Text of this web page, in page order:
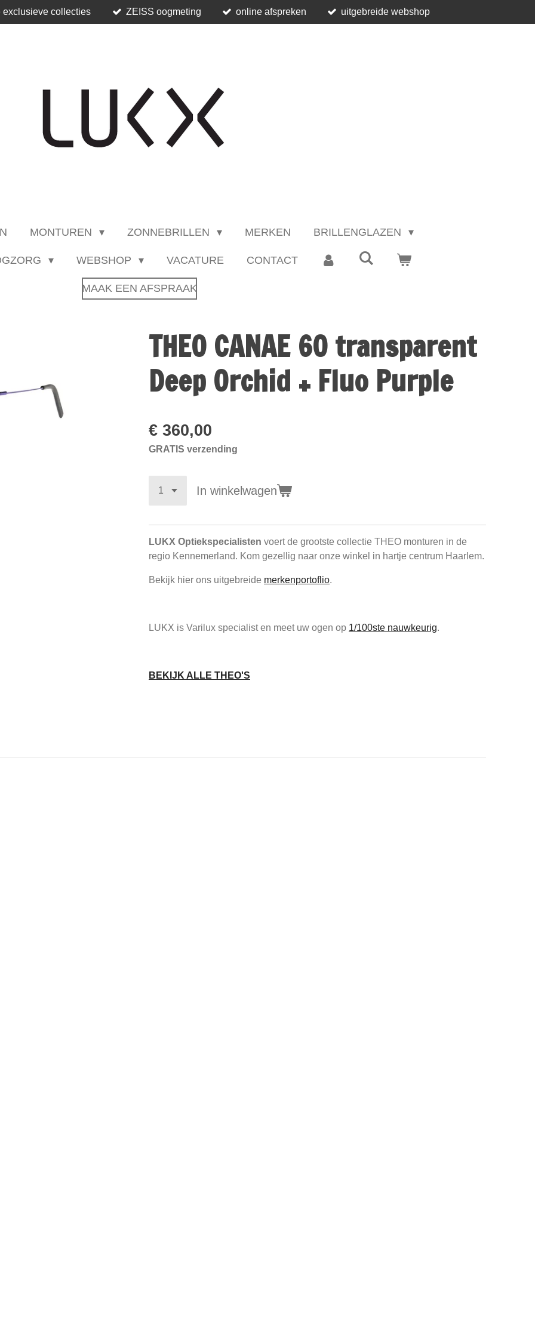
exclusieve collecties ZEISS oogmeting online afspreken uitgebreide webshop
MONTUREN ZONNEBRILLEN MERKEN BRILLENGLAZEN
WEBSHOP VACATURE CONTACT
MAAK EEN AFSPRAAK
THEO CANAE 60 transparent
Deep Orchid + Fluo Purple
€ 360,00
GRATIS verzending
In winkelwagen
LUKX Optiekspecialisten voert de grootste collectie THEO monturen in de
regio Kennemerland. Kom gezellig naar onze winkel in hartje centrum Haarlem.
Bekijk hier ons uitgebreide merkenportoflio.
LUKX is Varilux specialist en meet uw ogen op 1/100ste nauwkeurig.
BEKIJK ALLE THEO'S